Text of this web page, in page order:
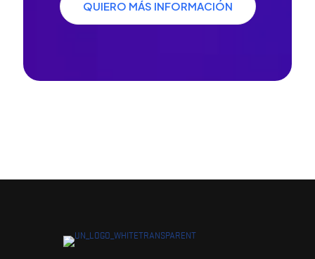
QUIERO MÁS INFORMACIÓN